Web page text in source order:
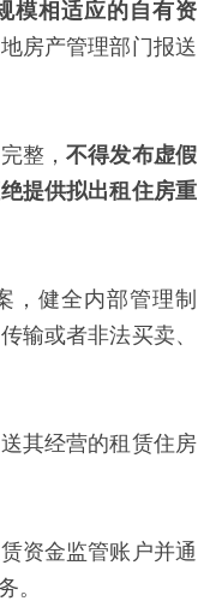
模相适应的自有资
地房产管理部门报送
整，不得发布虚假
提供拟出租住房重
，健全内部管理制
输或者非法买卖、
其经营的租赁住房
资金监管账户并通
。